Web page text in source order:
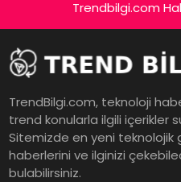
Trendbilgi.com
TrendBilgi.com, teknoloji
trend konularla ilgili içerikler
Sitemizde en yeni teknolojik
haberlerini ve ilginizi
bulabilirsiniz.